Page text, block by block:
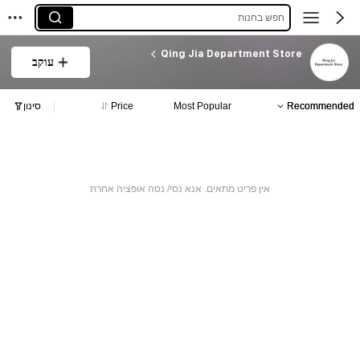
חפש בחנות
Qing Jia Department Store
עוקב
Recommended
Most Popular
Price סינון
אין פריט מתאים. אנא נסי/ נסה אופציה אחרת